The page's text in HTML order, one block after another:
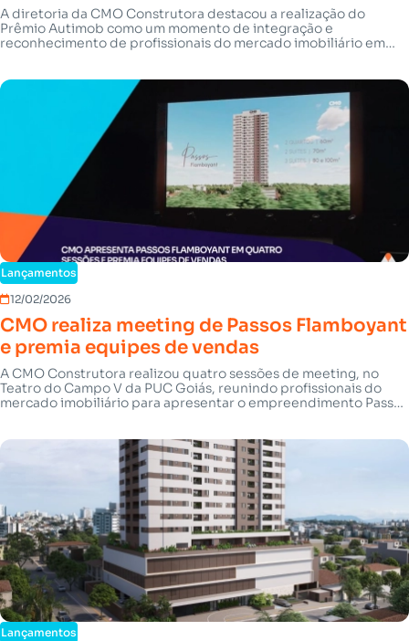
A diretoria da CMO Construtora destacou a realização do
Prêmio Autimob como um momento de integração e
reconhecimento de profissionais do mercado imobiliário em
Lançamentos
12/02/2026
CMO realiza meeting de Passos Flamboyant
e premia equipes de vendas
A CMO Construtora realizou quatro sessões de meeting, no
Teatro do Campo V da PUC Goiás, reunindo profissionais do
mercado imobiliário para apresentar o empreendimento Passos
Lançamentos